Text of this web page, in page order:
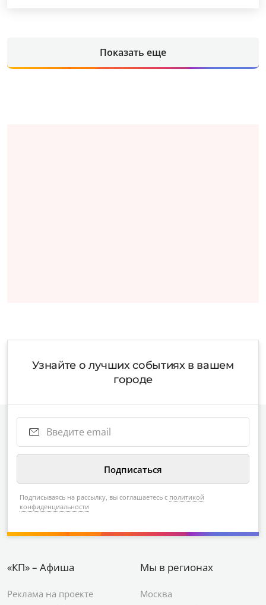
Показать еще
Узнайте о лучших событиях в вашем
городе
Подписываясь на рассылку, вы соглашаетесь с политикой
конфиденциальности
«КП» – Афиша
Реклама на проекте
Мы в регионах
Москва